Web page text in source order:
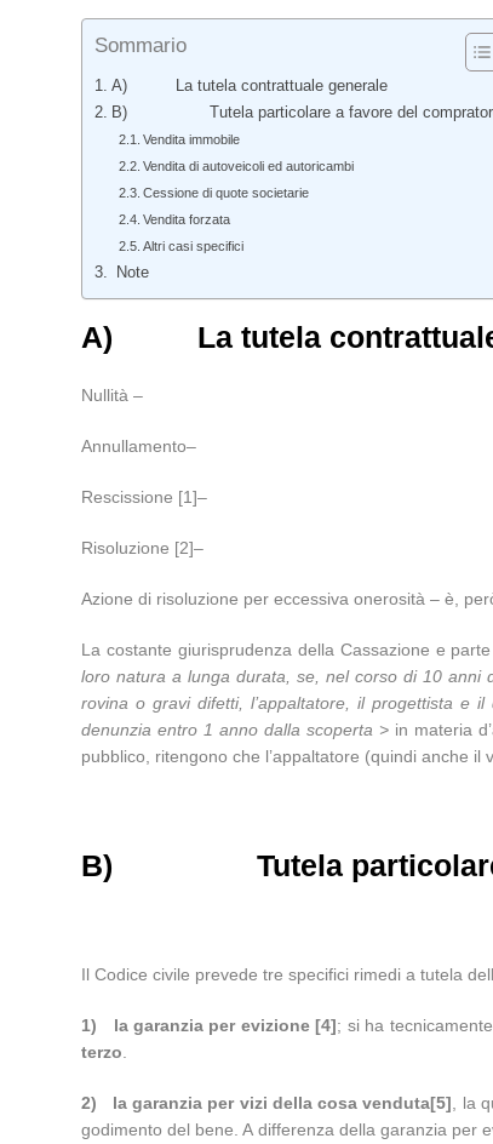
Sommario
A) La tutela contrattuale generale
B) Tutela particolare a favore del
Vendita immobile
Vendita di autoveicoli ed autoricambi
Cessione di quote societarie
Vendita forzata
Altri casi specifici
Note
A) La tutela
Nullità –
Annullamento–
Rescissione [1]–
Risoluzione [2]–
Azione di risoluzione per eccessiva onerosità – è,
La costante giurisprudenza della Cassazione e
loro natura a lunga durata, se, nel corso di 10 anni
rovina o gravi difetti, l’appaltatore, il progettista e
denunzia entro 1 anno dalla scoperta > in materia
pubblico, ritengono che l’appaltatore (quindi anche
B)Tutela
Il Codice civile prevede tre specifici rimedi a tutela
1) la garanzia per evizione [4]; si ha
terzo
2) la garanzia per vizi della cosa venduta[5] , la
godimento del bene. A differenza della garanzia per